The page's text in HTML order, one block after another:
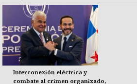
Interconexión eléctrica y
combate al crimen organizado,